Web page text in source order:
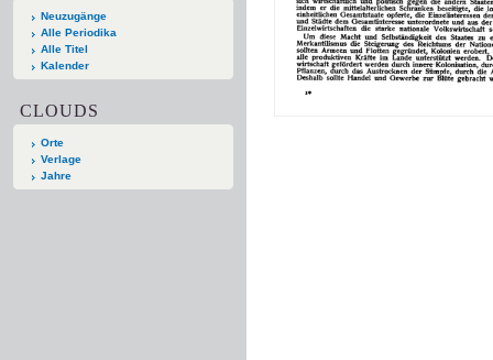
Neuzugänge
Alle Periodika
Alle Titel
Kalender
CLOUDS
Orte
Verlage
Jahre